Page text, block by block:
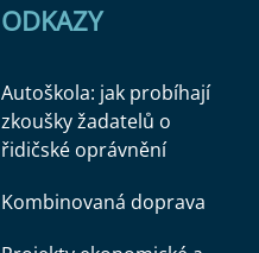
ODKAZY
Autoškola: jak probíhají
zkoušky žadatelů o
řidičské oprávnění
Kombinovaná doprava